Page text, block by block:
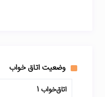
وضعیت اتاق خواب
اتاق‌خواب 1